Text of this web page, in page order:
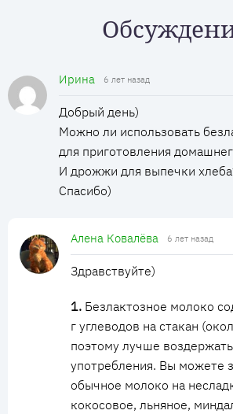
Ирина 6 лет назад
Добрый день)
Можно ли использовать
для приготовления
И дрожжи для выпечки
Спасибо)
Алена Ковалёва 6 лет назад
Здравствуйте)
1. Безлактозное молоко
г углеводов на стакан
поэтому лучше
употребления. Вы можете
обычное молоко на
кокосовое, льняное,